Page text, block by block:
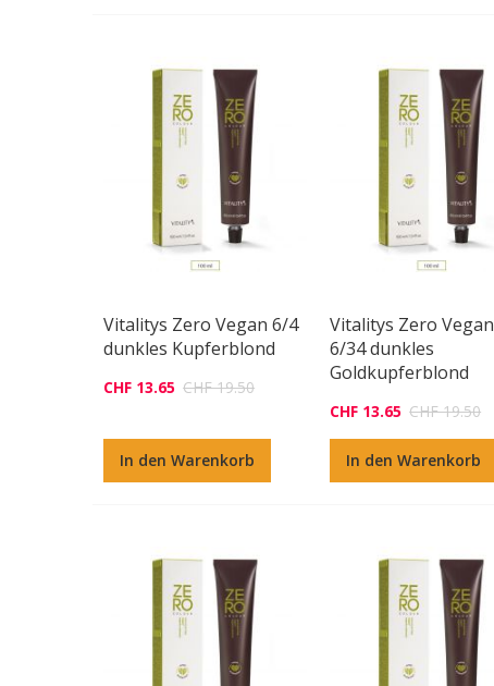
Vitalitys Zero Vegan 6/4
dunkles Kupferblond
CHF 13.65 CHF 19.50
In den Warenkorb
Vitalitys Zero Vegan
6/34 dunkles
Goldkupferblond
CHF 13.65 CHF 19.50
In den Warenkorb